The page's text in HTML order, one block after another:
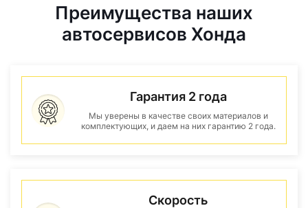
Преимущества наших
автосервисов Хонда
Гарантия 2 года
Мы уверены в качестве своих материалов и
комплектующих, и даем на них гарантию 2 года.
Скорость